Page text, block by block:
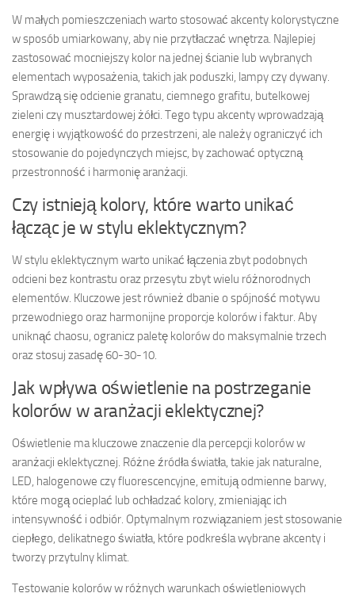
W małych pomieszczeniach warto stosować akcenty kolorystyczne
w sposób umiarkowany, aby nie przytłaczać wnętrza. Najlepiej
zastosować mocniejszy kolor na jednej ścianie lub wybranych
elementach wyposażenia, takich jak poduszki, lampy czy dywany.
Sprawdzą się odcienie granatu, ciemnego grafitu, butelkowej
zieleni czy musztardowej żółci. Tego typu akcenty wprowadzają
energię i wyjątkowość do przestrzeni, ale należy ograniczyć ich
stosowanie do pojedynczych miejsc, by zachować optyczną
przestronność i harmonię aranżacji.
Czy istnieją kolory, które warto unikać
łącząc je w stylu eklektycznym?
W stylu eklektycznym warto unikać łączenia zbyt podobnych
odcieni bez kontrastu oraz przesytu zbyt wielu różnorodnych
elementów. Kluczowe jest również dbanie o spójność motywu
przewodniego oraz harmonijne proporcje kolorów i faktur. Aby
uniknąć chaosu, ogranicz paletę kolorów do maksymalnie trzech
oraz stosuj zasadę 60-30-10.
Jak wpływa oświetlenie na postrzeganie
kolorów w aranżacji eklektycznej?
Oświetlenie ma kluczowe znaczenie dla percepcji kolorów w
aranżacji eklektycznej. Różne źródła światła, takie jak naturalne,
LED, halogenowe czy fluorescencyjne, emitują odmienne barwy,
które mogą ocieplać lub ochładzać kolory, zmieniając ich
intensywność i odbiór. Optymalnym rozwiązaniem jest stosowanie
ciepłego, delikatnego światła, które podkreśla wybrane akcenty i
tworzy przytulny klimat.
Testowanie kolorów w różnych warunkach oświetleniowych